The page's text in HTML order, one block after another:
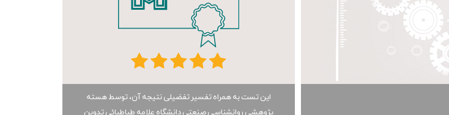
این تست به همراه تفسیر تفضیلی نتیجه آن، توسط هسته
پژوهشی روانشناسی صنعتی دانشگاه علامه طباطبائی تدوین